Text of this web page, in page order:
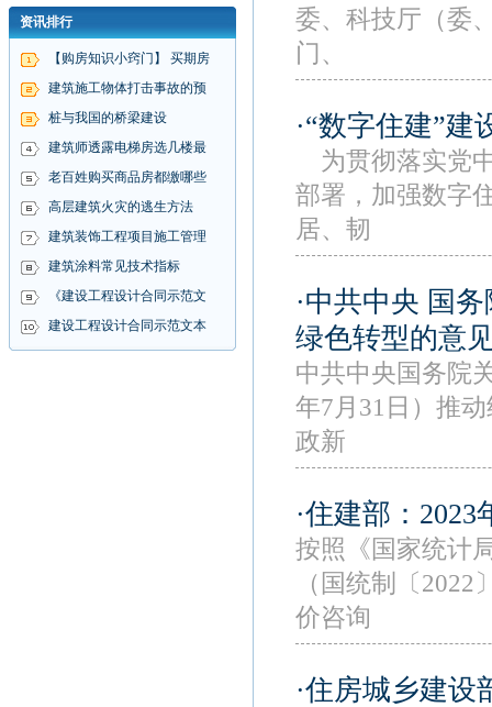
资讯排行
【购房知识小窍门】 买期房
建筑施工物体打击事故的预
桩与我国的桥梁建设
建筑师透露电梯房选几楼最
老百姓购买商品房都缴哪些
高层建筑火灾的逃生方法
建筑装饰工程项目施工管理
建筑涂料常见技术指标
《建设工程设计合同示范文
建设工程设计合同示范文本
委、科技厅（委
门、
·“数字住建”建
为贯彻落实党
部署，加强数字
居、韧
·中共中央 国
绿色转型的意
中共中央国务院
年7月31日）推
政新
·住建部：
按照《国家统计
（国统制〔
价咨询
·住房城乡建